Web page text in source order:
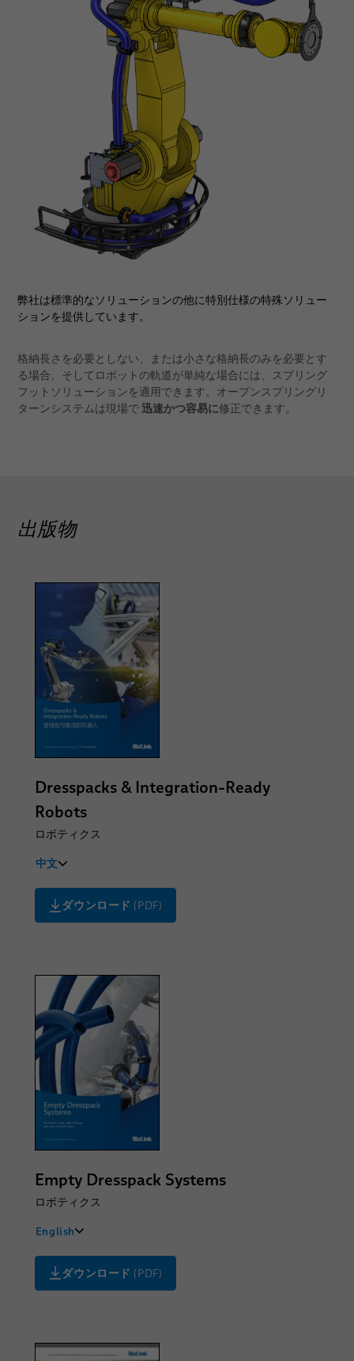
弊社は標準的なソリューションの他に特別仕様の特殊ソリュー
ションを提供しています。
格納長さを必要としない、または小さな格納長のみを必要とす
る場合、そしてロボットの軌道が単純な場合には、スプリング
フットソリューションを適用できます。オープンスプリングリ
ターンシステムは現場で迅速かつ容易に修正できます。
出版物
Dresspacks & Integration-Ready
Robots
ロボティクス
中文
English / Deutsch
ダウンロード (PDF)
Empty Dresspack Systems
ロボティクス
English
Deutsch
中文
ダウンロード (PDF)